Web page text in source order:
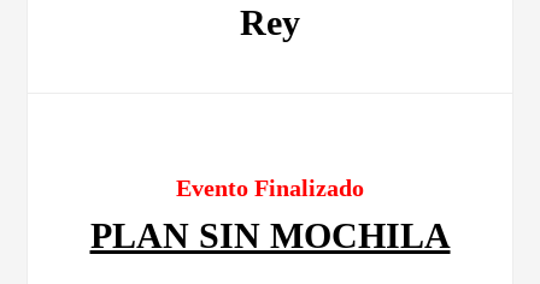
Rey
Evento Finalizado
PLAN SIN MOCHILA